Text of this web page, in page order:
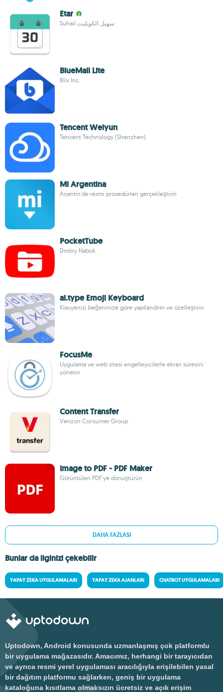
Etar
Suhail سهيل الكويليت
BlueMail Lite
Blix Inc.
Tencent Weiyun
Tencent Technology (Shenzhen)
Mi Argentina
Arjantin'de resmi prosedürleri gerçekleştirin
PocketTube
Dmitry Nabok
ai.type Emoji Keyboard
Klavyenizi beğeninize göre yapılandırın ve özelleştirin
FocusMe
Uygulama ve web sitesi engelleyicilerle ekran süresini
yönetin
Content Transfer
Verizon Consumer Group
Image to PDF - PDF Maker
Görüntüleri PDF'ye dönüştürün
DAHA FAZLASI
Bunlar da ilginizi çekebilir
YAPAY ZEKA UYGULAMALARI YAPAY ZEKA AJANLARI CHATBOT UYGULAMALARI
Uptodown, Android konusunda uzmanlaşmış çok platformlu
bir uygulama mağazasıdır. Amacımız, herhangi bir tarayıcıdan
ve ayrıca resmi yerel uygulaması aracılığıyla erişilebilen yasal
bir dağıtım platformu sağlarken, geniş bir uygulama
kataloğuna kısıtlama olmaksızın ücretsiz ve açık erişim